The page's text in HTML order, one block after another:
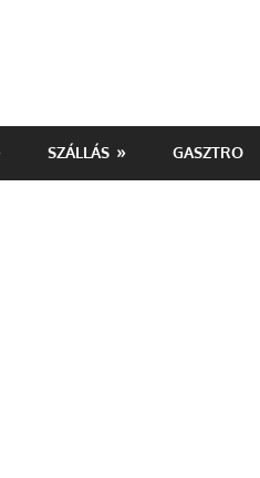
SZÁLLÁS GASZTRO